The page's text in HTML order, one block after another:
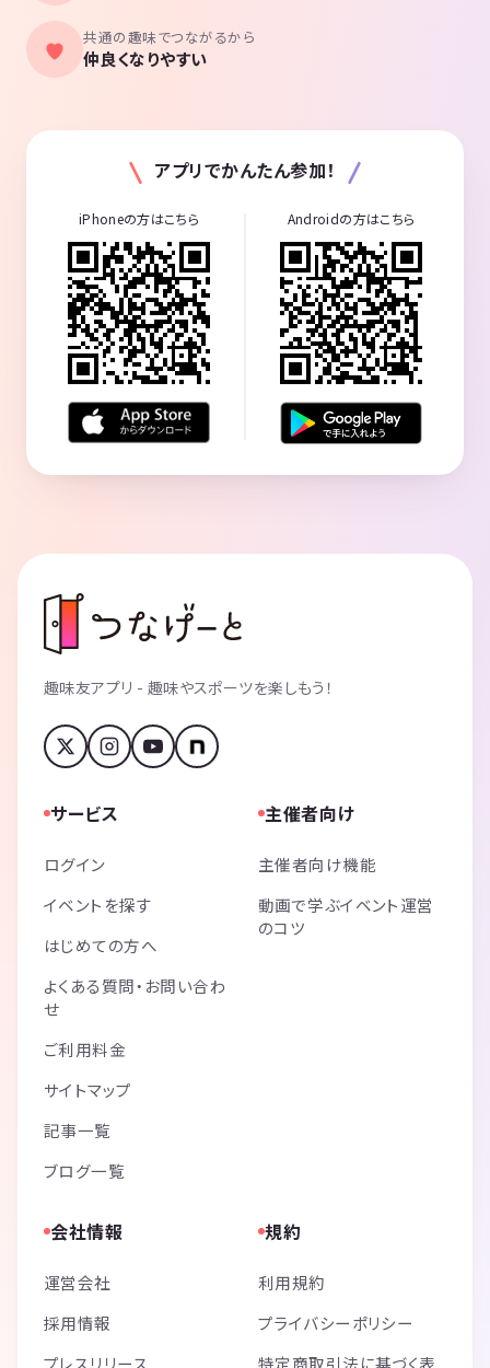
共通の趣味でつながるから
仲良くなりやすい
アプリでかんたん参加！
iPhoneの方はこちら Androidの方はこちら
趣味友アプリ - 趣味やスポーツを楽しもう！
サービス
ログイン
イベントを探す
はじめての方へ
よくある質問・お問い合わ
せ
ご利用料金
サイトマップ
記事一覧
ブログ一覧
主催者向け
主催者向け機能
動画で学ぶイベント運営
のコツ
会社情報
運営会社
採用情報
プレスリリース
規約
利用規約
プライバシーポリシー
特定商取引法に基づく表